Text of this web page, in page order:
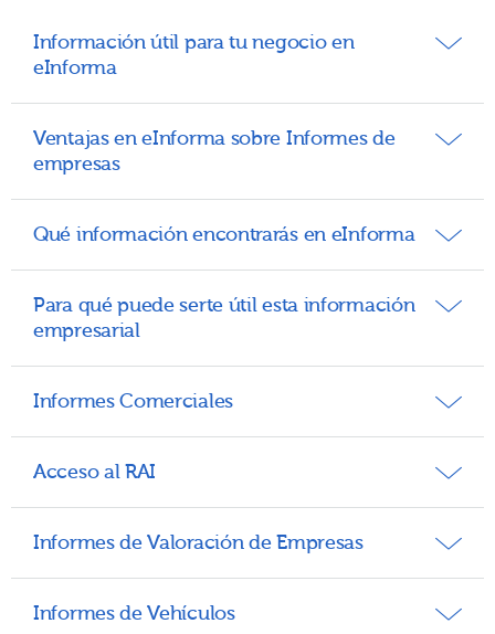
Información útil para tu negocio en
eInforma
Ventajas en eInforma sobre Informes de
empresas
Inmediatez
Fiabilidad
Qué información encontrarás en eInforma
Para qué puede serte útil esta información
empresarial
Informes Comerciales
Acceso al RAI
Informes de Valoración de Empresas
Informes de Vehículos